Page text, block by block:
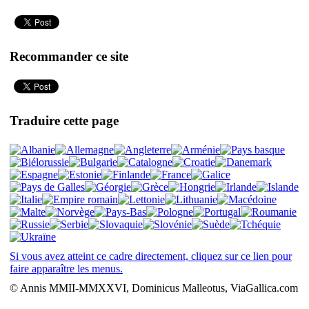
Recommander ce site
Traduire cette page
Si vous avez atteint ce cadre directement, cliquez sur ce lien pour
faire apparaître les menus.
© Annis MMII-MMXXVI, Dominicus Malleotus, ViaGallica.com